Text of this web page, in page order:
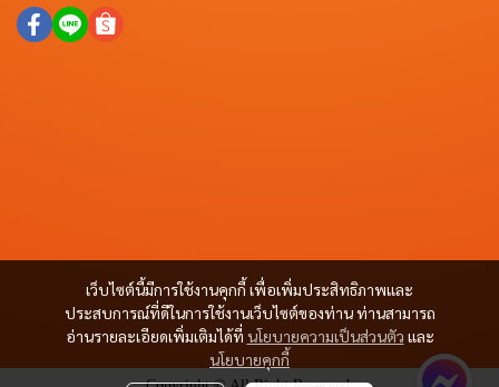
เว็บไซต์นี้มีการใช้งานคุกกี้ เพื่อเพิ่มประสิทธิภาพและ
ประสบการณ์ที่ดีในการใช้งานเว็บไซต์ของท่าน ท่านสามารถ
อ่านรายละเอียดเพิ่มเติมได้ที่ นโยบายความเป็นส่วนตัว และ
นโยบายคุกกี้